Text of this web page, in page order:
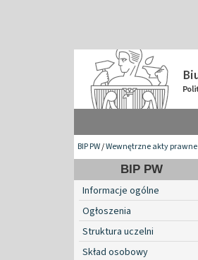
BIP PW/Wewnętrzne akty prawne
BIP PW
Informacje ogólne
Ogłoszenia
Struktura uczelni
Skład osobowy